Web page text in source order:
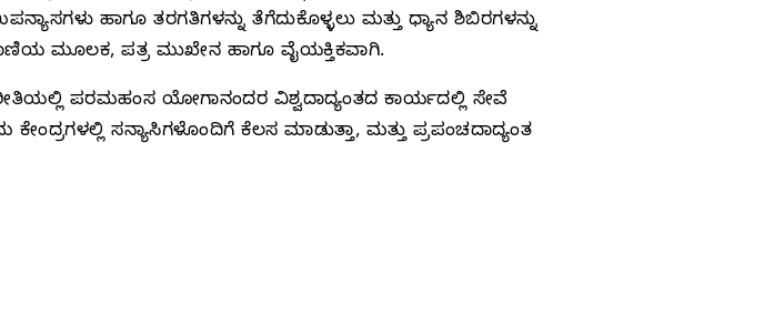
ಹಾಗೂ ತರಗತಿಗಳನ್ನು ತೆಗೆದುಕೊಳ್ಳಲು ಮತ್ತು ಧ್ಯಾನ ಶಿಬಿರಗಳನ್ನು
ಮೂಲಕ, ಪತ್ರ ಮುಖೇನ ಹಾಗೂ ವೈಯಕ್ತಿಕವಾಗಿ.
ಪರಮಹಂಸ ಯೋಗಾನಂದರ ವಿಶ್ವದಾದ್ಯಂತದ ಕಾರ್ಯದಲ್ಲಿ ಸೇವೆ
ಸನ್ಯಾಸಿಗಳೊಂದಿಗೆ ಕೆಲಸ ಮಾಡುತ್ತಾ, ಮತ್ತು ಪ್ರಪಂಚದಾದ್ಯಂತ